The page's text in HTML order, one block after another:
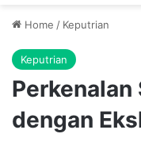
Home / Keputrian
Keputrian
Perkenalan
dengan